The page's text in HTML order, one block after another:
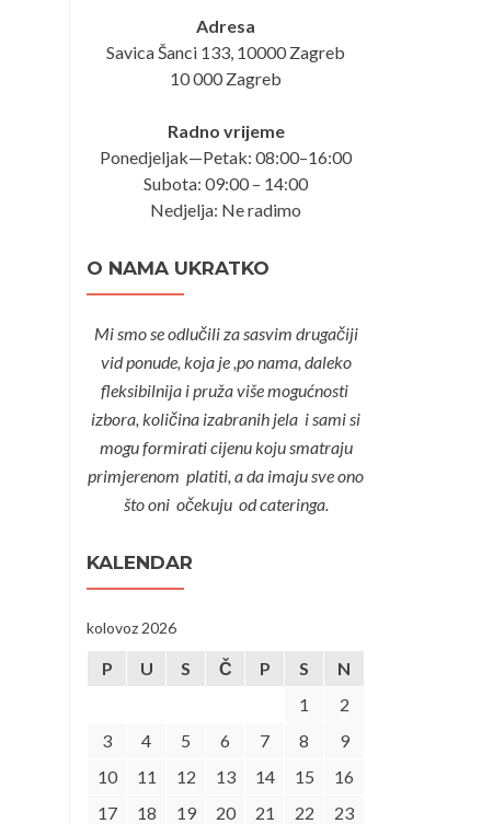
Adresa
Savica Šanci 133, 10000 Zagreb
10 000 Zagreb
Radno vrijeme
Ponedjeljak—Petak: 08:00–16:00
Subota: 09:00 – 14:00
Nedjelja: Ne radimo
O NAMA UKRATKO
Mi smo se odlučili za sasvim drugačiji
vid ponude, koja je ,po nama, daleko
fleksibilnija i pruža više mogućnosti
izbora, količina izabranih jela i sami si
mogu formirati cijenu koju smatraju
primjerenom platiti, a da imaju sve ono
što oni očekuju od cateringa.
KALENDAR
kolovoz 2026
P U S Č P S
N
1
2
3
4 5 6 7 8
9
10
11 12 13 14 15
16
17
18 19 20 21 22
23